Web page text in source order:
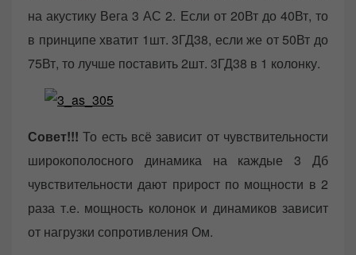
на акустику Вега 3 АС 2. Если от 20Вт до 40Вт, то
в принципе хватит 1шт. 3ГД38, если же от 50Вт до
75Вт, то лучше поставить 2шт. 3ГД38 в 1 колонку.
Совет!!! То есть всё зависит от чувствительности
широкополосного динамика на каждые 3 Дб
чувствительности дают прирост по мощности в 2
раза т.е. мощность колонок и динамиков зависит
от нагрузки сопротивления Ом.